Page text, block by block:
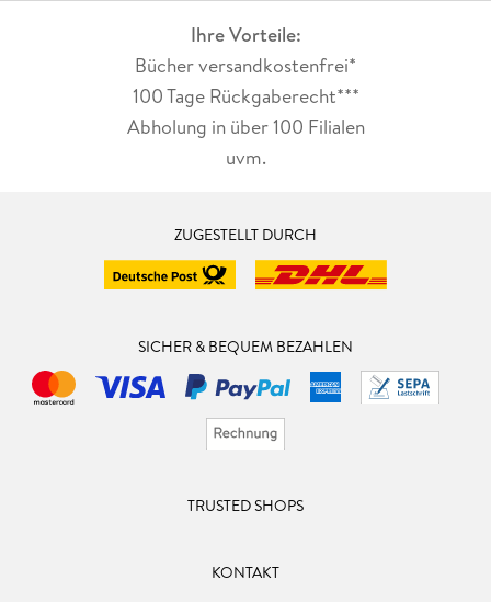
Ihre Vorteile:
Bücher versandkostenfrei*
100 Tage Rückgaberecht***
Abholung in über 100 Filialen
uvm.
ZUGESTELLT DURCH
SICHER & BEQUEM BEZAHLEN
TRUSTED SHOPS
KONTAKT